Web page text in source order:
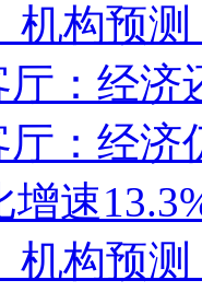
机构预
：经
：经济
增速
机构预